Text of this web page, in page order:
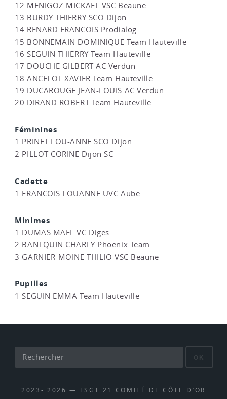
12 MENIGOZ MICKAEL VSC Beaune
13 BURDY THIERRY SCO Dijon
14 RENARD FRANCOIS Prodialog
15 BONNEMAIN DOMINIQUE Team Hauteville
16 SEGUIN THIERRY Team Hauteville
17 DOUCHE GILBERT AC Verdun
18 ANCELOT XAVIER Team Hauteville
19 DUCAROUGE JEAN-LOUIS AC Verdun
20 DIRAND ROBERT Team Hauteville
Féminines
1 PRINET LOU-ANNE SCO Dijon
2 PILLOT CORINE Dijon SC
Cadette
1 FRANCOIS LOUANNE UVC Aube
Minimes
1 DUMAS MAEL VC Diges
2 BANTQUIN CHARLY Phoenix Team
3 GARNIER-MOINE THILIO VSC Beaune
Pupilles
1 SEGUIN EMMA Team Hauteville
OK
2023- 2026 — FSGT 21 COMITÉ DE CÔTE D’OR